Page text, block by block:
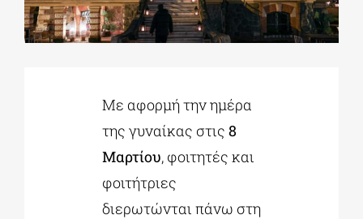
ΕΚΠΑΙΔΕΥΤΙΚΑ ΙΔΡΥΜΑΤΑ
ΠΟΛΙΤΙΣΤΙΚΟΙ ΦΟΡΕΙΣ
Με αφορμή την ημέρα
της γυναίκας στις 8
Μαρτίου, φοιτητές και
φοιτήτριες
διερωτώνται πάνω στη